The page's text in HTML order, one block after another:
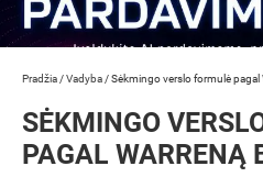
Pradžia /Vadyba /Sėkmingo verslo formulė pagal
SĖKMINGO
PAGAL WARRENĄ